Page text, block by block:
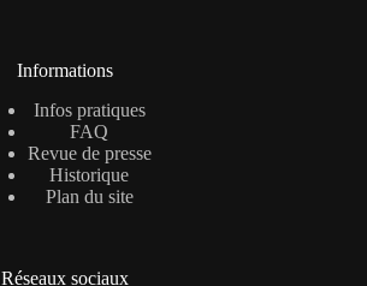
Informations
Infos pratiques
FAQ
Revue de presse
Historique
Plan du site
Réseaux sociaux